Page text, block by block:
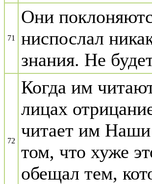
71
Они
ниспослал
знания. Не
72
Когда им
лицах
читает им
том, что хуже
обещал тем,